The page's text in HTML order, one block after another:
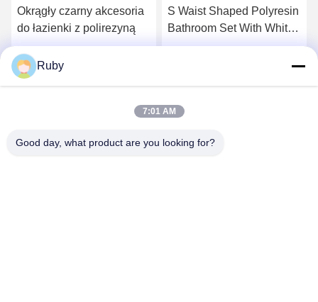
Okrągły czarny akcesoria
do łazienki z polirezyną
Najlepszą cenę
S Waist Shaped Polyresin
Bathroom Set With White
Band White Soap Dish 14
Ruby
7:01 AM
Good day, what product are you looking for?